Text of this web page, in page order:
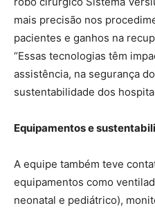
mais precisão nos
pacientes e ganhos na
“Essas tecnologias têm
assistência, na segurança
sustentabilidade dos
Equipamentos e
A equipe também teve
equipamentos como
neonatal e pediátrico),